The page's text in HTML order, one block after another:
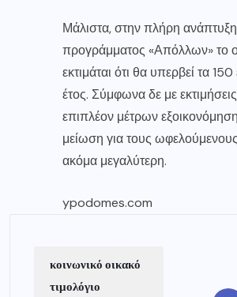
Μάλιστα, στην πλήρη
προγράμματος «Απόλλων» το
εκτιμάται ότι θα υπερβεί τα
έτος. Σύμφωνα δε με
επιπλέον μέτρων
μείωση για τους
ακόμα μεγαλύτερη.
ypodomes.com
κοινωνικό οικακό
τιμολόγιο